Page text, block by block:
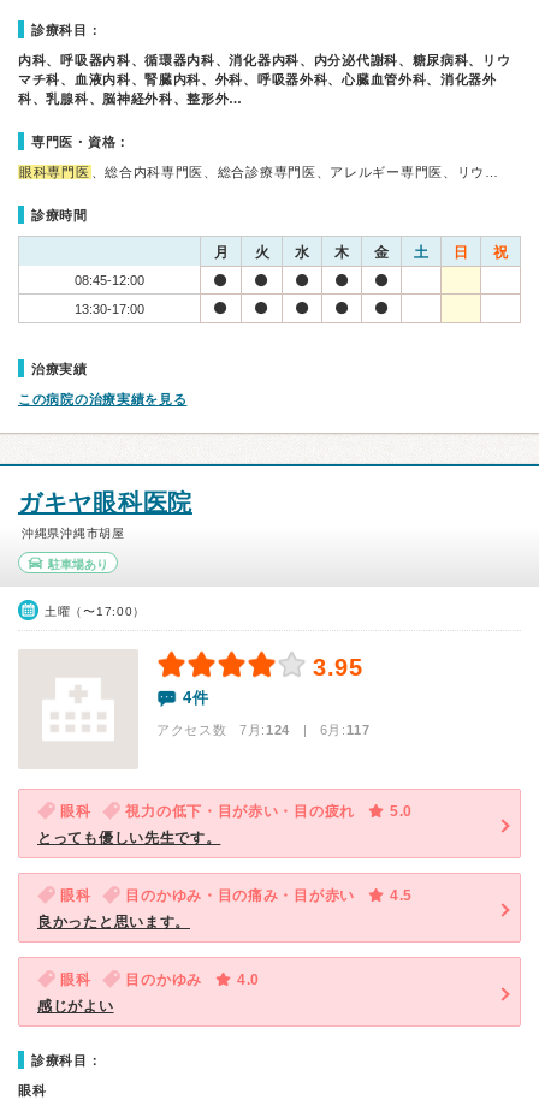
診療科目：
内科、呼吸器内科、循環器内科、消化器内科、内分泌代謝科、糖尿病科、リウ
マチ科、血液内科、腎臓内科、外科、呼吸器外科、心臓血管外科、消化器外
科、乳腺科、脳神経外科、整形外…
専門医・資格：
眼科専門医 、総合内科専門医、総合診療専門医、アレルギー専門医、リウ…
診療時間
月 火 水 木 金 土 日 祝
08:45-12:00
13:30-17:00
治療実績
この病院の治療実績を見る
ガキヤ眼科医院
沖縄県沖縄市胡屋
駐車場あり
土曜（〜17:00）
3.95
4件
アクセス数 7月:124 | 6月:117
眼科 視力の低下・目が赤い・目の疲れ
5.0
とっても優しい先生です。
眼科 目のかゆみ・目の痛み・目が赤い
4.5
良かったと思います。
眼科 目のかゆみ
4.0
感じがよい
診療科目：
眼科